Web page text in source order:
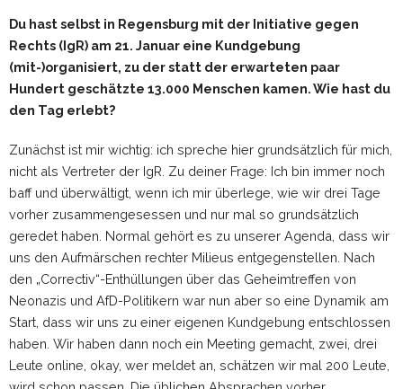
Du hast selbst in Regensburg mit der Initiative gegen
Rechts (IgR) am 21. Januar eine Kundgebung
(mit-)organisiert, zu der statt der erwarteten paar
Hundert geschätzte 13.000 Menschen kamen. Wie hast du
den Tag erlebt?
Zunächst ist mir wichtig: ich spreche hier grundsätzlich für mich,
nicht als Vertreter der IgR. Zu deiner Frage: Ich bin immer noch
baff und überwältigt, wenn ich mir überlege, wie wir drei Tage
vorher zusammengesessen und nur mal so grundsätzlich
geredet haben. Normal gehört es zu unserer Agenda, dass wir
uns den Aufmärschen rechter Milieus entgegenstellen. Nach
den „Correctiv“-Enthüllungen über das Geheimtreffen von
Neonazis und AfD-Politikern war nun aber so eine Dynamik am
Start, dass wir uns zu einer eigenen Kundgebung entschlossen
haben. Wir haben dann noch ein Meeting gemacht, zwei, drei
Leute online, okay, wer meldet an, schätzen wir mal 200 Leute,